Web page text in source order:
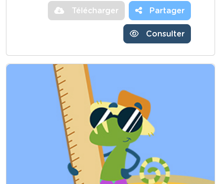
Télécharger Partager
Consulter